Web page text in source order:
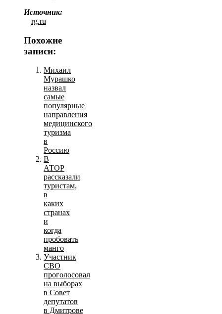
Источник:
rg.ru
Похожие
записи:
Михаил
Мурашко
назвал
самые
популярные
направления
медицинского
туризма
в
Россию
В
АТОР
рассказали
туристам,
в
каких
странах
и
когда
пробовать
манго
Участник
СВО
проголосовал
на выборах
в Совет
депутатов
в Дмитрове